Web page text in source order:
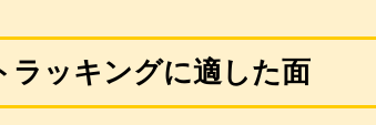
ラッキングに適した面